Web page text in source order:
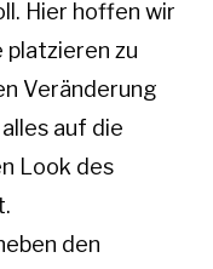
Hier hoffen wir
platzieren zu
Veränderung
auf die
Look des
den